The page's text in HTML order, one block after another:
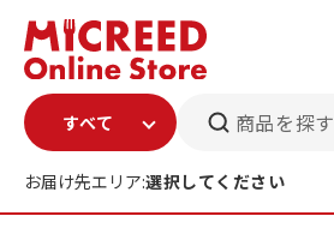
商品を探す
お届け先エリア:選択してください